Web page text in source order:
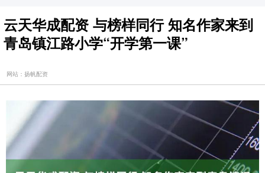
云天华成配资 与榜样同行 知名作家来到
青岛镇江路小学“开学第一课”
网站：扬帆配资